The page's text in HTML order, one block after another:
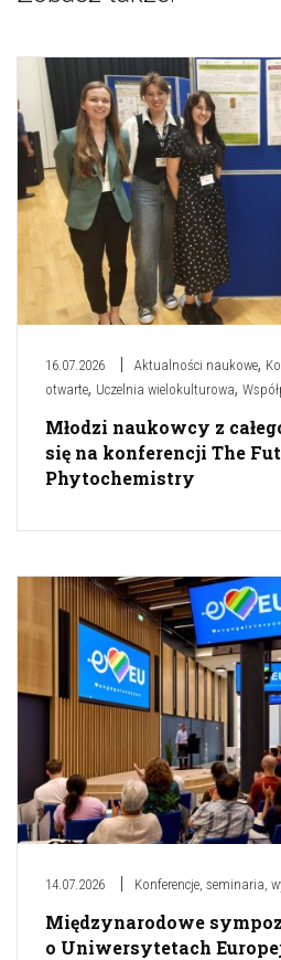
16.07.2026 Aktualności naukowe,
otwarte, Uczelnia wielokulturowa,
Młodzi naukowcy z
się na konferencji The
Phytochemistry
14.07.2026 Konferencje, seminaria,
Międzynarodowe
o Uniwersytetach